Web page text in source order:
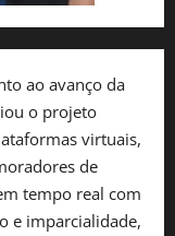
ao avanço da
o projeto
virtuais,
de
tempo real com
e imparcialidade,